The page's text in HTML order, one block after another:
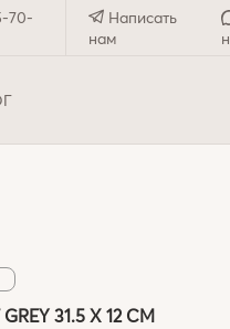
70-
Написать
нам
31.5 X 12 СМ